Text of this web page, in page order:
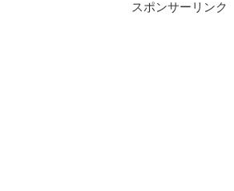
スポンサーリンク